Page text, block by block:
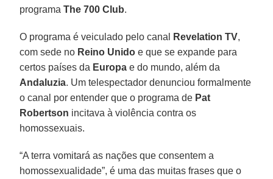
programaThe 700 Club.
O programa é veiculado pelo canal Revelation TV,
com sede no Reino Unido e que se expande para
certos países da Europa e do mundo, além da
Andaluzia. Um telespectador denunciou formalmente
o canal por entender que o programa de Pat
Robertson incitava à violência contra os
homossexuais.
“A terra vomitará as nações que consentem a
homossexualidade”, é uma das muitas frases que o